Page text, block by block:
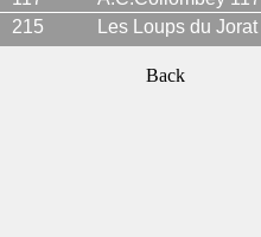
215 Les Loups du Jorat
Back